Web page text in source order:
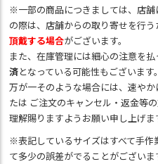
※一部の商品につきましては、店
の際は、店舗からの取り寄せを行
頂戴する場合がございます。
また、在庫管理には細心の注意を
済となっている可能性もございます。
万が一そのような場合には、速や
たは ご注文のキャンセル・返金等
理解賜りますようお願い申し上げま
※表記しているサイズはすべて手作
て多少の誤差がでることがございま